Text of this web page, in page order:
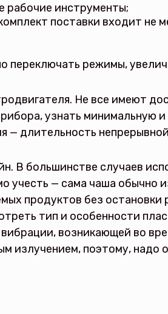
рабочие инструменты;
поставки входит не
переключать режимы,
Не все имеют
узнать минимальную
— длительность
В большинстве случаев
— сама чаша обычно
продуктов без
тип и особенности
возникающей во
излучением, поэтому, надо